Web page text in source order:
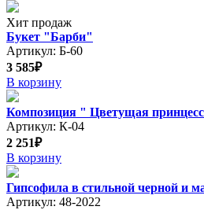
Хит продаж
Букет "Барби"
Артикул: Б-60
3 585₽
В корзину
Композиция " Цветущая
Артикул: К-04
2 251₽
В корзину
Гипсофила в стильной черной и
Артикул: 48-2022